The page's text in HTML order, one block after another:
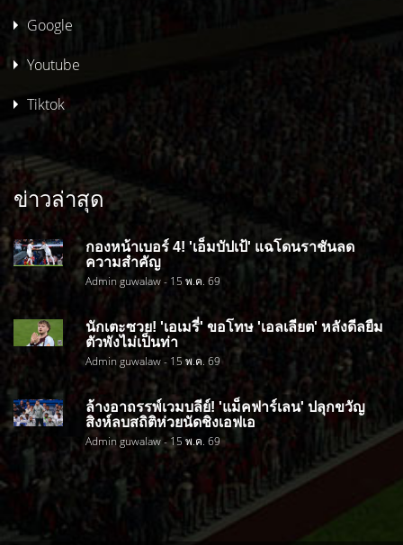
Google
Youtube
Tiktok
ข่าวล่าสุด
กองหน้าเบอร์ 4! 'เอ็มบัปเป้' แฉโดนราชันลด
ความสำคัญ
Admin guwalaw - 15 พ.ค. 69
นักเตะซวย! 'เอเมรี่' ขอโทษ 'เอลเลียต' หลังดีลยืม
ตัวพังไม่เป็นท่า
Admin guwalaw - 15 พ.ค. 69
ล้างอาถรรพ์เวมบลีย์! 'แม็คฟาร์เลน' ปลุกขวัญ
สิงห์ลบสถิติห่วยนัดชิงเอฟเอ
Admin guwalaw - 15 พ.ค. 69